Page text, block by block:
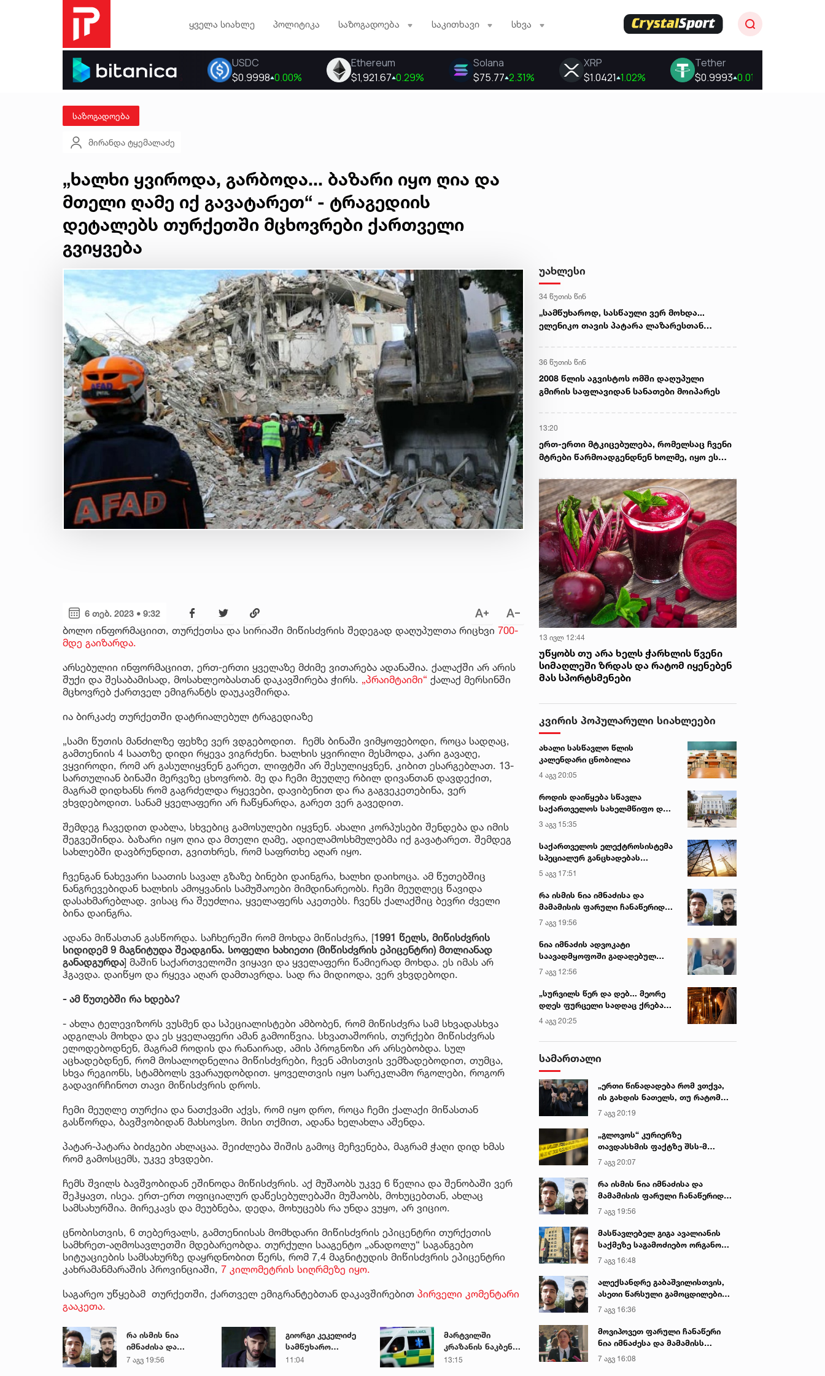
ყველა სიახლე პოლიტიკა საზოგადოება საკითხავი სხვა
საზოგადოება
მირანდა ტყემალაძე
„ხალხი ყვიროდა, გარბოდა... ბაზარი იყო ღია და
მთელი ღამე იქ გავატარეთ“ - ტრაგედიის
დეტალებს თურქეთში მცხოვრები ქართველი
გვიყვება
6 თებ. 2023 • 9:32
ბოლო ინფორმაციით, თურქეთსა და სირიაში მიწისძვრის შედეგად დაღუპულთა რიცხვი 700-
მდე გაიზარდა.
არსებულიი ინფორმაციით, ერთ-ერთი ყველაზე მძიმე ვითარება ადანაშია. ქალაქში არ არის
შუქი და შესაბამისად, მოსახლეობასთან დაკავშირება ჭირს. „პრაიმტაიმი“ ქალაქ მერსინში
მცხოვრებ ქართველ ემიგრანტს დაუკავშირდა.
ია ბირკაძე თურქეთში დატრიალებულ ტრაგედიაზე
„სამი წუთის მანძილზე ფეხზე ვერ ვდგებოდით. ჩემს ბინაში ვიმყოფებოდი, როცა სადღაც,
გამთენიის 4 საათზე დიდი რყევა ვიგრძენი. ხალხის ყვირილი მესმოდა, კარი გავაღე,
ვყვიროდი, რომ არ გასულიყვნენ გარეთ, ლიფტში არ შესულიყვნენ, კიბით ესარგებლათ. 13-
სართულიან ბინაში მერვეზე ცხოვრობ. მე და ჩემი მეუღლე რბილ დივანთან დავდექით,
მაგრამ დიდხანს რომ გაგრძელდა რყევები, დავიბენით და რა გაგვეკეთებინა, ვერ
ვხვდებოდით. სანამ ყველაფერი არ ჩაწყნარდა, გარეთ ვერ გავედით.
შემდეგ ჩავედით დაბლა, სხვებიც გამოსულები იყვნენ. ახალი კორპუსები შენდება და იმის
შეგვეშინდა. ბაზარი იყო ღია და მთელი ღამე, ადიელამოსხმულებმა იქ გავატარეთ. შემდეგ
სახლებში დავბრუნდით, გვითხრეს, რომ საფრთხე აღარ იყო.
ჩვენგან ნახევარი საათის სავალ გზაზე ბინები დაინგრა, ხალხი დაიხოცა. ამ წუთებშიც
ნანგრევებიდან ხალხის ამოყვანის სამუშაოები მიმდინარეობს. ჩემი მეუღლეც წავიდა
დასახმარებლად. ვისაც რა შეუძლია, ყველაფერს აკეთებს. ჩვენს ქალაქშიც ბევრი ძველი
ბინა დაინგრა.
ადანა მიწასთან გასწორდა. საჩხერეში რომ მოხდა მიწისძვრა, [1991 წელს, მიწისძვრის
სიდიდემ 9 მაგნიტუდა შეადგინა. სოფელი ხახიეთი (მიწისძვრის ეპიცენტრი) მთლიანად
განადგურდა] მაშინ საქართველოში ვიყავი და ყველაფერი წამიერად მოხდა. ეს იმას არ
ჰგავდა. დაიწყო და რყევა აღარ დამთავრდა. სად რა მიდიოდა, ვერ ვხვდებოდი.
- ამ წუთებში რა ხდება?
- ახლა ტელევიზორს ვუსმენ და სპეციალისტები ამბობენ, რომ მიწისძვრა სამ სხვადასხვა
ადგილას მოხდა და ეს ყველაფერი ამან გამოიწვია. სხვათაშორის, თურქები მიწისძვრას
ელოდებოდნენ, მაგრამ როდის და რანაირად, ამის პროგნოზი არ არსებობდა. სულ
აცხადებდნენ, რომ მოსალოდნელია მიწისძვრები, ჩვენ ამისთვის ვემზადებოდით, თუმცა,
სხვა რეგიონს, სტამბოლს ვვარაუდობდით. ყოველთვის იყო სარეკლამო რგოლები, როგორ
გადავირჩინოთ თავი მიწისძვრის დროს.
ჩემი მეუღლე თურქია და ნათქვამი აქვს, რომ იყო დრო, როცა ჩემი ქალაქი მიწასთან
გასწორდა, ბავშვობიდან მახსოვსო. მისი თქმით, ადანა ხელახლა აშენდა.
პატარ-პატარა ბიძგები ახლაცაა. შეიძლება შიშის გამოც მეჩვენება, მაგრამ ჭაღი დიდ ხმას
რომ გამოსცემს, უკვე ვხვდები.
ჩემს შვილს ბავშვობიდან ეშინოდა მიწისძვრის. აქ მუშაობს უკვე 6 წელია და შენობაში ვერ
შეჰყავთ, ისეა. ერთ-ერთ ოფიციალურ დაწესებულებაში მუშაობს, მოხუცებთან, ახლაც
სამსახურშია. მირეკავს და მეუბნება, დედა, მოხუცებს რა უნდა ვუყო, არ ვიციო.
ცნობისთვის, 6 თებერვალს, გამთენიისას მომხდარი მიწისძვრის ეპიცენტრი თურქეთის
სამხრეთ-აღმოსავლეთში მდებარეობდა. თურქული სააგენტო „ანადოლუ“ საგანგებო
სიტუაციების სამსახურზე დაყრდნობით წერს, რომ 7,4 მაგნიტუდის მიწისძვრის ეპიცენტრი
კახრამანმარაშის პროვინციაში, 7 კილომეტრის სიღრმეზე იყო.
საგარეო უწყებამ თურქეთში, ქართველ ემიგრანტებთან დაკავშირებით პირველი კომენტარი
გააკეთა.
რა ისმის ნია
იმნაძისა და
მამამისის ფარული
7 აგვ 19:56
გიორგი კეკელიძე
სამწუხარო
ინფორმაციას
11:04
მარტვილში
კრაზანის ნაკბენით
მძიმე
13:15
უახლესი
34 წუთის წინ
„სამწუხაროდ, სასწაული ვერ მოხდა...
ელენიკო თავის პატარა ლაზარესთან
36 წუთის წინ
2008 წლის აგვისტოს ომში დაღუპული
გმირის საფლავიდან სანათები მოიპარეს
13:20
ერთ-ერთი მტკიცებულება, რომელსაც ჩვენი
მტრები წარმოადგენდნენ ხოლმე, იყო ეს
ძალის გადამეტება და სხვა ისეთი
უარყოფითი მომენტები, რომელზედაც
დათანხმება არაფრით არ შეიძლებოდა -
თენგიზ შარმანაშვილი
13 ივლ 12:44
უწყობს თუ არა ხელს ჭარხლის წვენი
სიმაღლეში ზრდას და რატომ იყენებენ
მას სპორტსმენები
კვირის პოპულარული სიახლეები
ახალი სასწავლო წლის
კალენდარი ცნობილია
4 აგვ 20:05
როდის დაიწყება სწავლა
საქართველოს სახელმწიფო და
კერძო უნივერსიტეტებში
3 აგვ 15:35
საქართველოს ელექტროსისტემა
სპეციალურ განცხადებას
ავრცელებს
5 აგვ 17:51
რა ისმის ნია იმნაძისა და
მამამისის ფარული ჩანაწერიდან
- გიგა ავალიანის მკვლელობის
საქმე
7 აგვ 19:56
ნია იმნაძის ადვოკატი
საავადმყოფოში გადაღებულ
კადრებს ავრცელებს
7 აგვ 12:56
„სურვილს წერ და დებ... მეორე
დღეს ფურცელი სადღაც ქრება
და სურვილი სრულდება...“ -
სასწაულმოქმედი ტაძარი შიდა
ქართლში
4 აგვ 20:25
სამართალი
„ერთი წინადადება რომ ვთქვა,
ის გახდის ნათელს, თუ რატომ
იყო ნია იმნაძე წამქეზებელი...“ -
გიგა ავალიანის დედა
7 აგვ 20:19
„გლოვოს“ კურიერზე
თავდასხმის ფაქტზე შსს-მ
გამოძიება დაიწყო
7 აგვ 20:07
რა ისმის ნია იმნაძისა და
მამამისის ფარული ჩანაწერიდან
- გიგა ავალიანის მკვლელობის
საქმე
7 აგვ 19:56
მასწავლებელ გიგა ავალიანის
საქმეზე საგამოძიებო ორგანო
დაკავებულ არასრულწლოვნებს -
ნია იმნაძესა და ანასტასია
ბერუაშვილს 30 დღის
განმავლობაში ფარულად
7 აგვ 16:48
ალექსანდრე გაბაშვილისთვის,
ასეთი წარსული გამოცდილების
ადამიანისთვის ინფორმაციის
მიწოდება, რომ მასწავლებელი
სექსუალურად ავიწროებდა,
ფაქტობრივად, წაქეზება იყო -
7 აგვ 16:36
მოვიპოვეთ ფარული ჩანაწერი
ნია იმნაძესა და მამამისს
შორის, განიხილავდნენ, როგორ
ჩაიდინა გაბაშვილმა დანაშაული
7 აგვ 16:08